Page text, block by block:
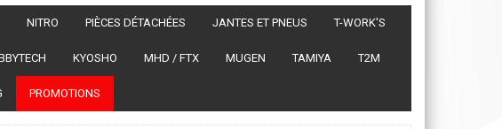
NITRO PIÈCES DÉTACHÉES JANTES ET PNEUS T-WORK'S
KYOSHO MHD / FTX MUGEN TAMIYA T2M
PROMOTIONS